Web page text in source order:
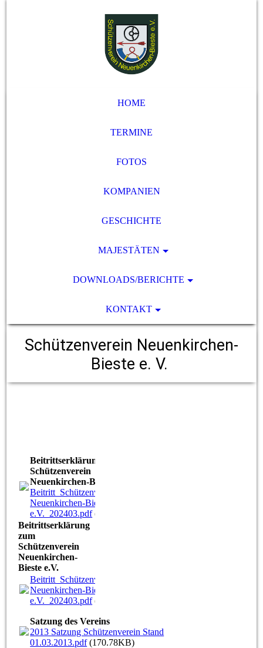
HOME
TERMINE
FOTOS
KOMPANIEN
GESCHICHTE
MAJESTÄTEN
DOWNLOADS/BERICHTE
KONTAKT
Schützenverein Neuenkirchen-
Bieste e. V.
Beitrittserklärung zum
Schützenverein
Neuenkirchen-Bieste e.V.
Beitritt_Schützenverein
Neuenkirchen-Bieste
e.V._202403.pdf(588.96KB)
Beitrittserklärung
zum
Schützenverein
Neuenkirchen-
Bieste e.V.
Beitritt_Schützenverein
Neuenkirchen-Bieste
e.V._202403.pdf(588.96KB)
Satzung des Vereins
2013 Satzung Schützenverein Stand
01.03.2013.pdf(170.78KB)